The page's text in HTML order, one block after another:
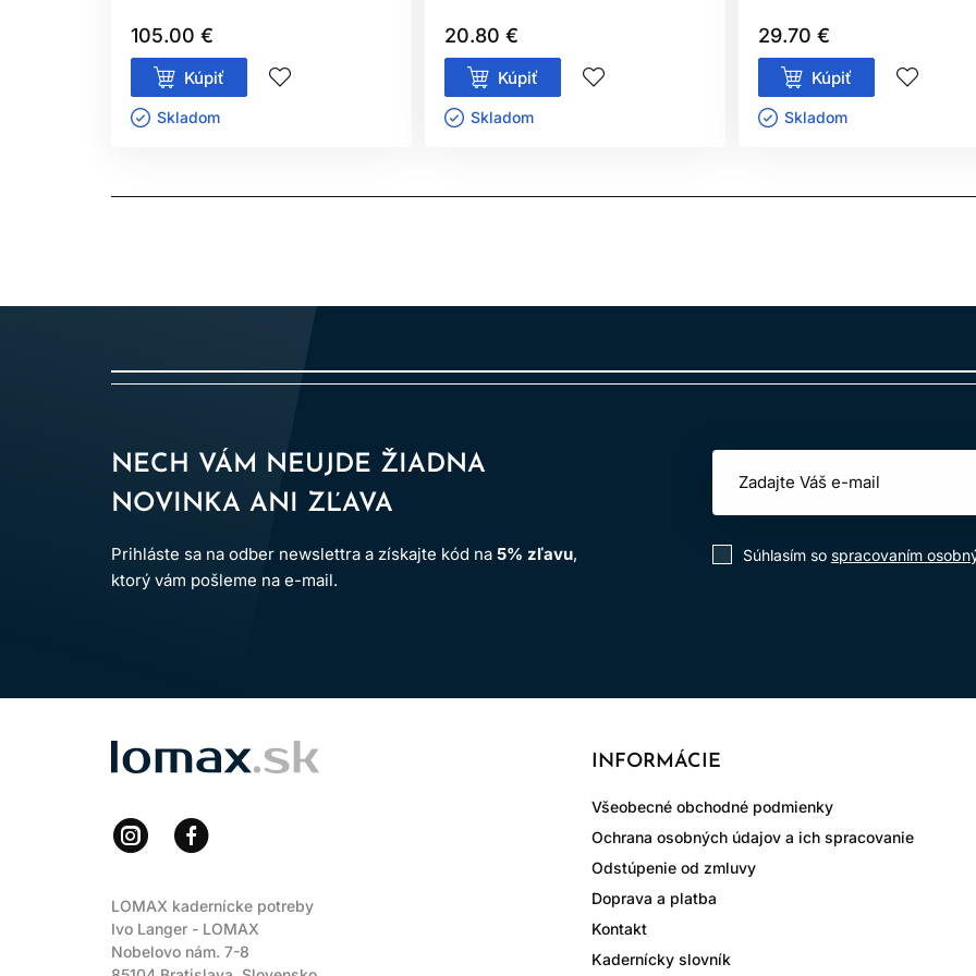
105.00 €
Kúpiť
Skladom ㅤ
20.80 €
Kúpiť
Skladom ㅤ
29.70 €
Kúpiť
Skladom ㅤ
NECH VÁM NEUJDE ŽIADNA
NOVINKA ANI ZĽAVA
Prihláste sa na odber newslettra a získajte kód na 5% zľavu,
ktorý vám pošleme na e-mail.
Súhlasím so spracovaním
LOMAX
LOMAX kadernícke potreby
Ivo Langer - LOMAX
Nobelovo nám. 7-8
INFORMÁCIE
Všeobecné obchodné podmienky
Ochrana osobných údajov a ich spracovanie
Odstúpenie od zmluvy
Doprava a platba
Kontakt
Kadernícky slovník